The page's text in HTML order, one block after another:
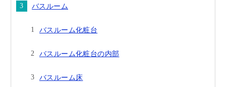
バスルーム
バスルーム化粧台
バスルーム化粧台の内部
バスルーム床